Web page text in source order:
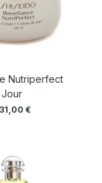
Nutriperfect
€